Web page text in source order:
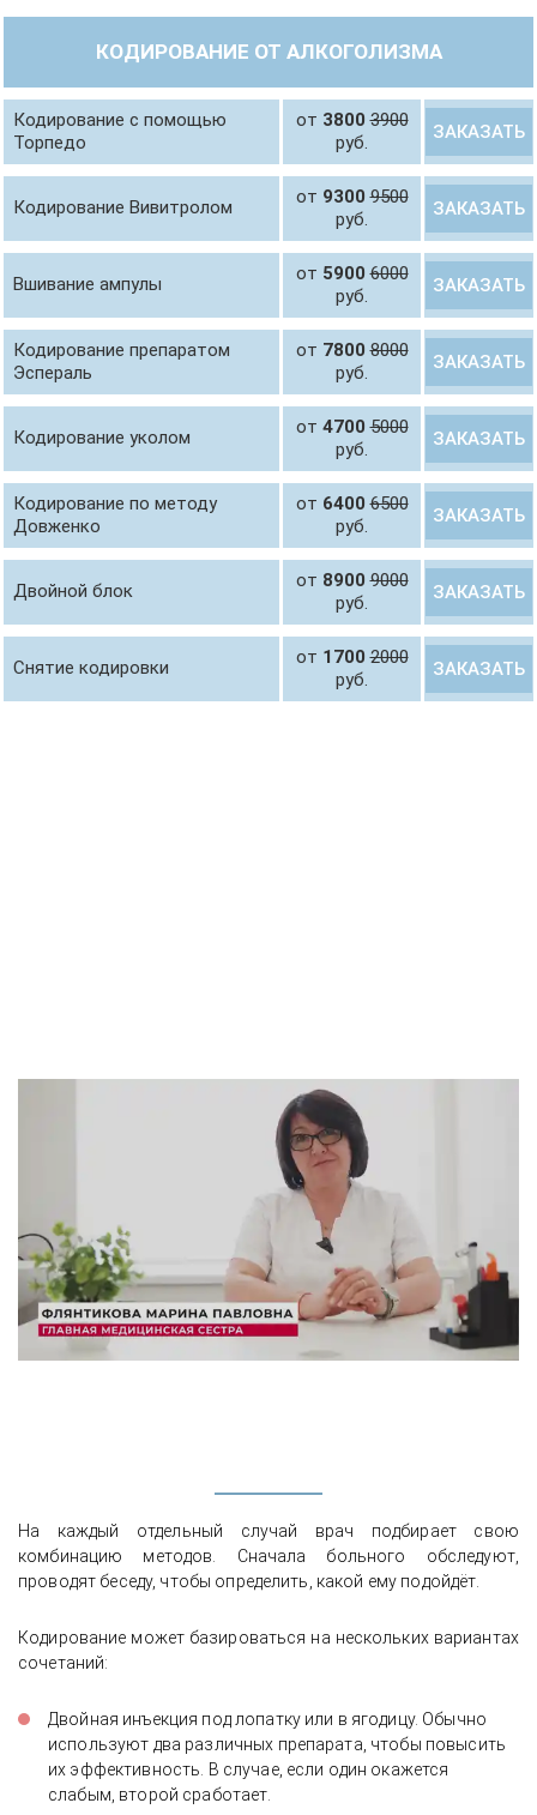
КОДИРОВАНИЕ ОТ АЛКОГОЛИЗМА
Кодирование с помощью
Торпедо
от 38003900
руб.
ЗАКАЗАТЬ
Кодирование Вивитролом от 93009500
руб.
ЗАКАЗАТЬ
Вшивание ампулы от 59006000
руб.
ЗАКАЗАТЬ
Кодирование препаратом
Эспераль
от 78008000
руб.
ЗАКАЗАТЬ
Кодирование уколом от 47005000
руб.
ЗАКАЗАТЬ
Кодирование по методу
Довженко
от 64006500
руб.
ЗАКАЗАТЬ
Двойной блок от 89009000
руб.
ЗАКАЗАТЬ
Снятие кодировки от 17002000
руб.
ЗАКАЗАТЬ
На каждый отдельный случай врач подбирает свою
комбинацию методов. Сначала больного обследуют,
проводят беседу, чтобы определить, какой ему подойдёт.
Кодирование может базироваться на нескольких вариантах
сочетаний:
Двойная инъекция под лопатку или в ягодицу. Обычно
используют два различных препарата, чтобы повысить
их эффективность. В случае, если один окажется
слабым, второй сработает.